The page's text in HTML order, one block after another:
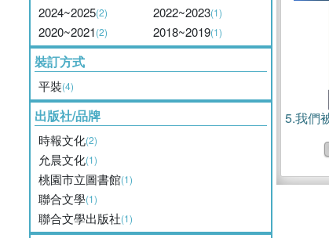
2024~2025(2) 2022~2023(1)
2020~2021(2) 2018~2019(1)
裝訂方式
平裝(4)
出版社/品牌
時報文化(2)
允晨文化(1)
桃園市立圖書館(1)
聯合文學(1)
聯合文學出版社(1)
5.我們